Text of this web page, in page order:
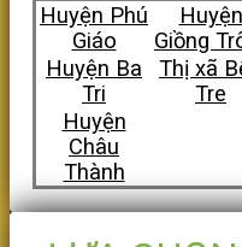
Huyện Phú
Giáo
Huyện
Giồng
Huyện Ba
Tri
Thị xã
Tre
Huyện
Châu
Thành